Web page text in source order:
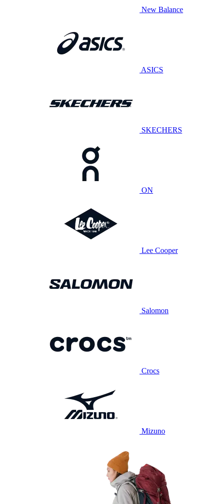
New Balance
ASICS
SKECHERS
ON
Lee Cooper
Salomon
Crocs
Mizuno